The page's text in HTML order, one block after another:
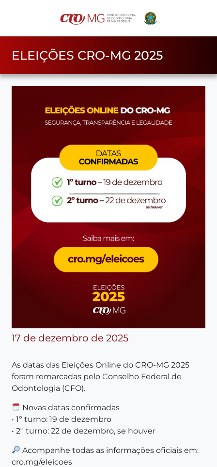
ELEIÇÕES CRO-MG 2025
17 de dezembro de 2025
As datas das Eleições Online do CRO-MG 2025
foram remarcadas pelo Conselho Federal de
Odontologia (CFO).
Novas datas confirmadas
• 1º turno: 19 de dezembro
• 2º turno: 22 de dezembro, se houver
Acompanhe todas as informações oficiais em:
cro.mg/eleicoes